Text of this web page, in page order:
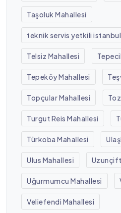
Taşoluk Mahallesi
teknik servis yetkili istanbul
Telsiz Mahallesi
Tepeköy Mahallesi
Topçular Mahallesi
Turgut Reis Mahallesi
Türkoba Mahallesi
Ulus Mahallesi
Uğurmumcu Mahallesi
Veliefendi Mahallesi